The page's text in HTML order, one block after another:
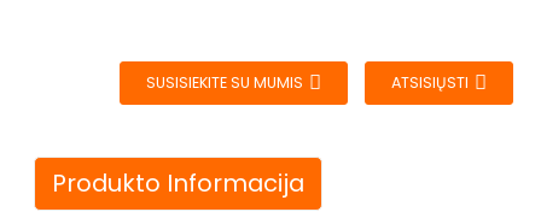
SUSISIEKITE SU MUMIS ATSISIŲSTI
Produkto Informacija